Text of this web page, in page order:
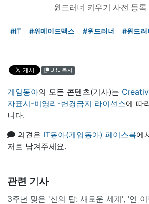
윈드러너 키우기 사전 등록
#IT #위메이드맥스 #윈드러너 #윈드러
URL 복사
게임동아의 모든 콘텐츠(기사)는
자표시-비영리-변경금지 라이선스에 따
니다.
의견은 IT동아(게임동아) 페이스북에
저로 남겨주세요.
관련 기사
3주년 맞은 '신의 탑: 새로운 세계', '연